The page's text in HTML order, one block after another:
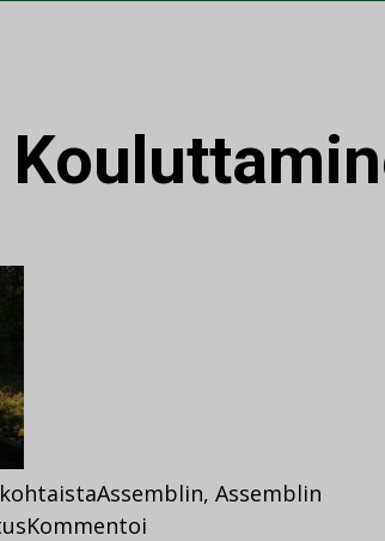
Assemblin, Assemblin
Kommentoi